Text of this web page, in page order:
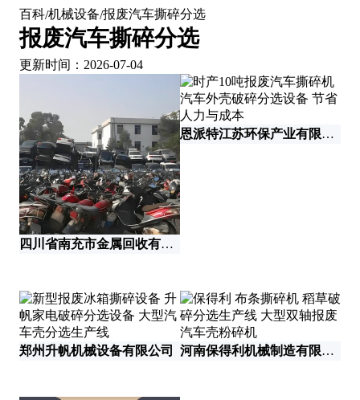
百科/机械设备/报废汽车撕碎分选
报废汽车撕碎分选
更新时间：2026-07-04
四川省南充市金属回收有限责任公司
恩派特江苏环保产业有限公司
郑州升帆机械设备有限公司 河南保得利机械制造有限公司